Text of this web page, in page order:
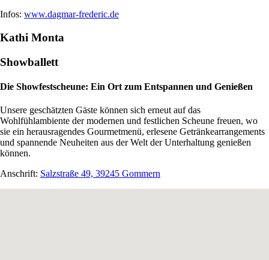
Infos: www.dagmar-frederic.de
Kathi Monta
Showballett
Die Showfestscheune: Ein Ort zum Entspannen und Genießen
Unsere geschätzten Gäste können sich erneut auf das
Wohlfühlambiente der modernen und festlichen Scheune freuen, wo
sie ein herausragendes Gourmetmenü, erlesene Getränkearrangements
und spannende Neuheiten aus der Welt der Unterhaltung genießen
können.
Anschrift: Salzstraße 49, 39245 Gommern